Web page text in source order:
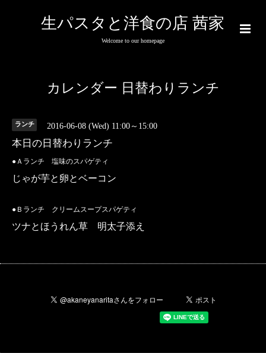
生パスタと洋食の店 茜家
Welcome to our homepage
カレンダー 日替わりランチ
ランチ 2016-06-08 (Wed) 11:00～15:00
本日の日替わりランチ
●Ａランチ 塩味のスパゲティ
じゃが芋と卵とベーコン
●Ｂランチ クリームスープスパゲティ
ツナとほうれん草 明太子添え